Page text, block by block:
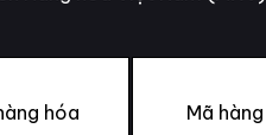
hóa Mã